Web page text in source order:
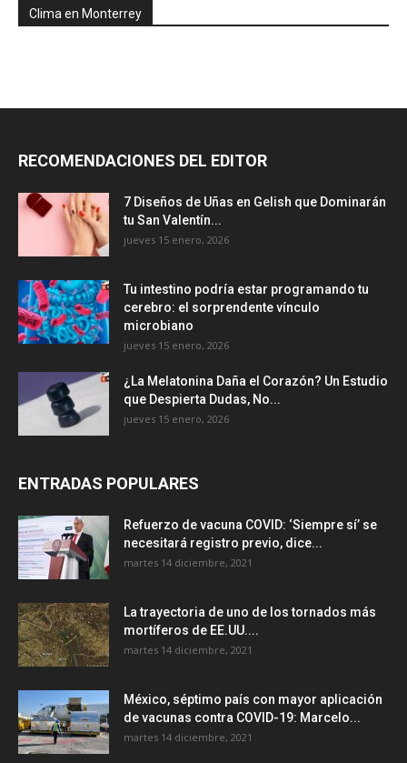
Clima en Monterrey
RECOMENDACIONES DEL EDITOR
7 Diseños de Uñas en Gelish que Dominarán
tu San Valentín...
jueves 15 enero, 2026
Tu intestino podría estar programando tu
cerebro: el sorprendente vínculo
microbiano
jueves 15 enero, 2026
¿La Melatonina Daña el Corazón? Un Estudio
que Despierta Dudas, No...
jueves 15 enero, 2026
ENTRADAS POPULARES
Refuerzo de vacuna COVID: ‘Siempre sí’ se
necesitará registro previo, dice...
martes 14 diciembre, 2021
La trayectoria de uno de los tornados más
mortíferos de EE.UU....
martes 14 diciembre, 2021
México, séptimo país con mayor aplicación
de vacunas contra COVID-19: Marcelo...
martes 14 diciembre, 2021